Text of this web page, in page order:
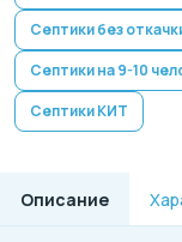
Септики без
Септики на 9-10
Септики КИТ
Описание